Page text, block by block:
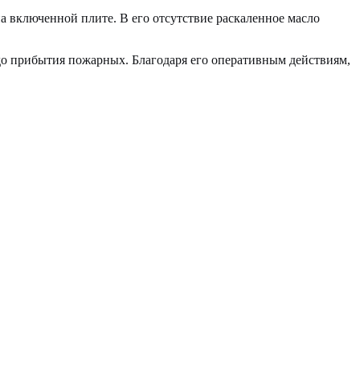
плите. В его отсутствие раскаленное масло
прибытия пожарных. Благодаря его оперативным действиям,